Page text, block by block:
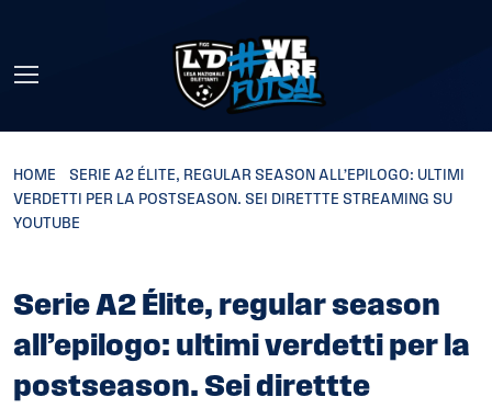
HOME
SERIE A2 ÉLITE, REGULAR SEASON ALL’EPILOGO: ULTIMI
VERDETTI PER LA POSTSEASON. SEI DIRETTTE STREAMING SU
YOUTUBE
Serie A2 Élite, regular season
all’epilogo: ultimi verdetti per la
postseason. Sei direttte